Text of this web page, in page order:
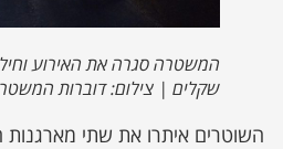
המשטרה סגרה את האירוע
שקלים | צילום: דוברות
השוטרים איתרו את שתי מארגנות